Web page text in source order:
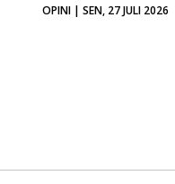
OPINI | SEN, 27 JULI 2026